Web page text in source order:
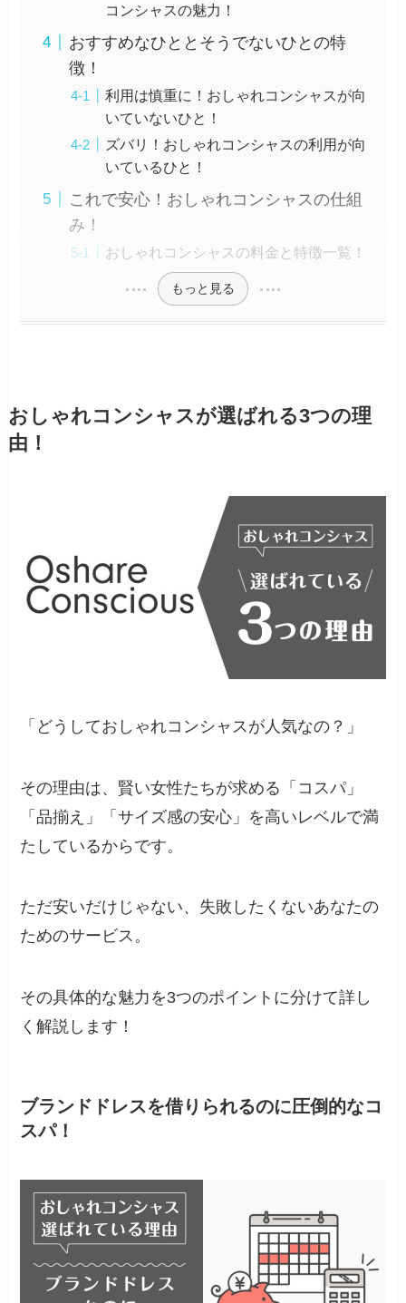
コンシャスの魅力！
おすすめなひととそうでないひとの特
徴！
利用は慎重に！おしゃれコンシャスが向
いていないひと！
ズバリ！おしゃれコンシャスの利用が向
いているひと！
これで安心！おしゃれコンシャスの仕組
み！
おしゃれコンシャスの料金と特徴一覧！
もっと見る
おしゃれコンシャスが選ばれる3つの理
由！
「どうしておしゃれコンシャスが人気なの？」
その理由は、賢い女性たちが求める「コスパ」
「品揃え」「サイズ感の安心」を高いレベルで満
たしているからです。
ただ安いだけじゃない、失敗したくないあなたの
ためのサービス。
その具体的な魅力を3つのポイントに分けて詳し
く解説します！
ブランドドレスを借りられるのに圧倒的なコ
スパ！